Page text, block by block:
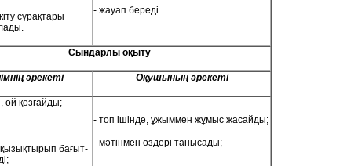
сұрақтары
- жауап береді.
Сындарлы оқыту
әрекеті Оқушының әрекеті
ой қозғайды;
бағыт-
- топ ішінде, ұжыммен жұмыс жасайды;
- мәтінмен өздері танысады;